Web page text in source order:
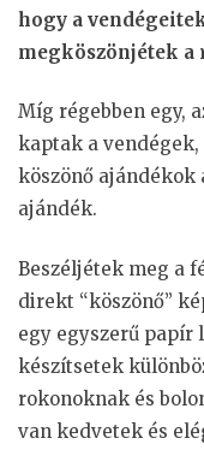
hogy a
megköszönjétek a
Míg régebben egy,
kaptak a
köszönő ajándékok
ajándék.
Beszéljétek meg a
direkt “köszönő”
egy egyszerű papír
készítsetek
rokonoknak és
van kedvetek és